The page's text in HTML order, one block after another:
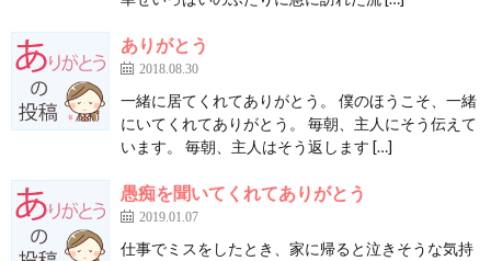
ありがとう
2018.08.30
一緒に居てくれてありがとう。 僕のほうこそ、一緒
にいてくれてありがとう。 毎朝、主人にそう伝えて
います。 毎朝、主人はそう返します […]
愚痴を聞いてくれてありがとう
2019.01.07
仕事でミスをしたとき、家に帰ると泣きそうな気持